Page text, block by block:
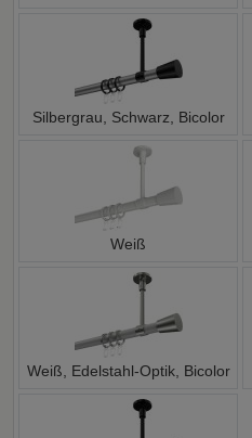
Silbergrau, Schwarz, Bicolor
Weiß
Weiß, Edelstahl-Optik, Bicolor